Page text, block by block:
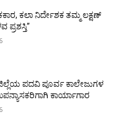
ಕಲಾ ನಿರ್ದೇಶಕ ತಮ್ಮ ಲಕ್ಷಣ್
ಪದವಿ ಪೂರ್ವ ಕಾಲೇಜುಗಳ
ಕಾರ್ಯಾಗಾರ